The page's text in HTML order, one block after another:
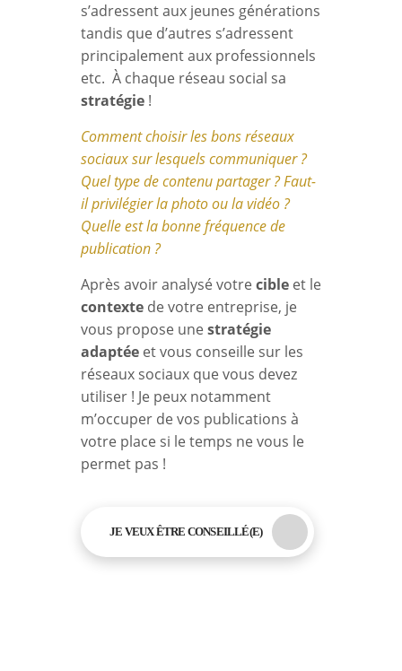
s’adressent aux jeunes générations
tandis que d’autres s’adressent
principalement aux professionnels
etc. À chaque réseau social sa
stratégie!
Comment choisir les bons réseaux
sociaux sur lesquels communiquer ?
Quel type de contenu partager ? Faut-
il privilégier la photo ou la vidéo ?
Quelle est la bonne fréquence de
publication ?
Après avoir analysé votre cibleet le
contextede votre entreprise, je
vous propose une stratégie
adaptéeet vous conseille sur les
réseaux sociaux que vous devez
utiliser ! Je peux notamment
m’occuper de vos publications à
votre place si le temps ne vous le
permet pas !
JE VEUX ÊTRE CONSEILLÉ(E)